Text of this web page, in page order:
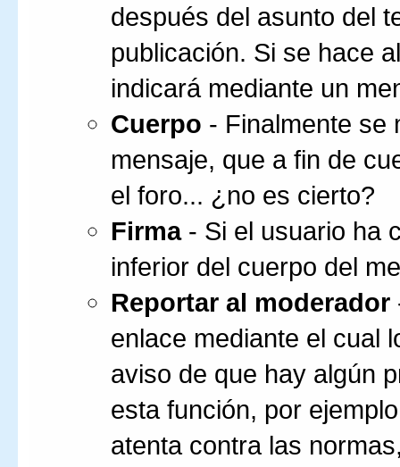
después del asunto del
publicación. Si se hace
indicará mediante un
Cuerpo - Finalmente se
mensaje, que a fin de
el foro... ¿no es cierto?
Firma- Si el usuario ha
inferior del cuerpo del
Reportar al moderador
enlace mediante el cual
aviso de que hay algún
esta función, por
atenta contra las